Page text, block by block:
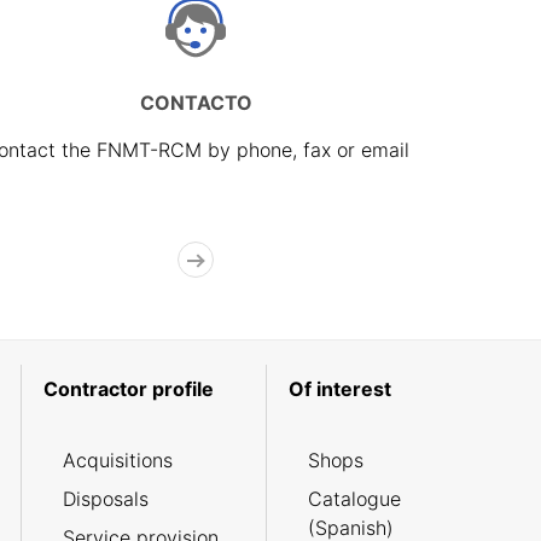
CONTACTO
the FNMT-RCM by phone, fax or email
Contractor profile
Acquisitions
Disposals
Of interest
Shops
Catalogue
(Spanish)